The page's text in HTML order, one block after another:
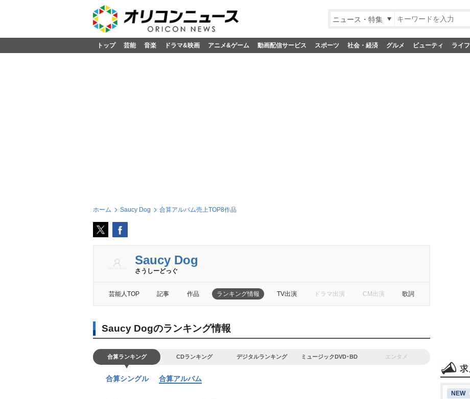
ニュース・特集
トップ 芸能 音楽 ドラマ&映画 アニメ&ゲーム 動画配信サービス スポーツ 社会・経済 グルメ ビューティ ライフ
ホーム Saucy Dog 合算アルバム売上TOP8作品
Saucy Dog
さうしーどっぐ
芸能人TOP 記事 作品 ランキング情報 TV出演 ドラマ出演 CM出演 歌詞
Saucy Dogのランキング情報
合算ランキング CDランキング デジタルランキング ミュージックDVD･BD エンタメ
合算シングル 合算アルバム
NEW